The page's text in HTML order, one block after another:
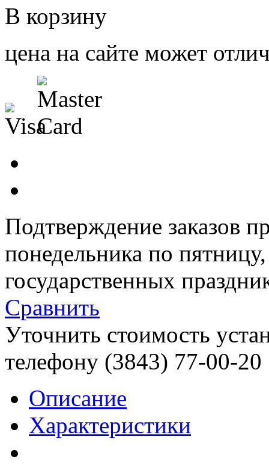
В корзину
цена на сайте может
Подтверждение заказов
понедельника по
государственных
Сравнить
Уточнить стоимость
телефону (3843) 77-00-20
Описание
Характеристики